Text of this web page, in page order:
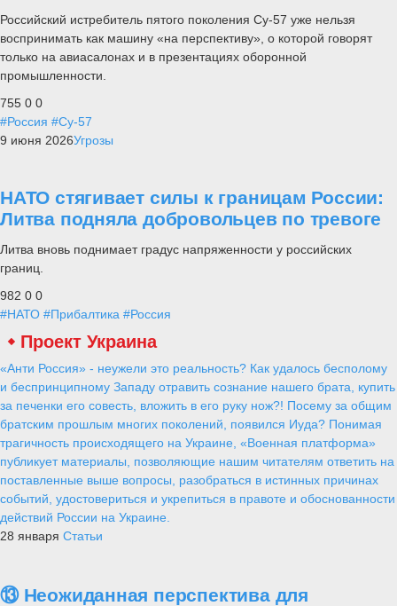
Российский истребитель пятого поколения Су-57 уже нельзя
воспринимать как машину «на перспективу», о которой говорят
только на авиасалонах и в презентациях оборонной
промышленности.
755 0 0
#Россия #Су-57
9 июня 2026Угрозы
НАТО стягивает силы к границам России:
Литва подняла добровольцев по тревоге
Литва вновь поднимает градус напряженности у российских
границ.
982 0 0
#НАТО #Прибалтика #Россия
Проект Украина
«Анти Россия» - неужели это реальность? Как удалось бесполому
и беспринципному Западу отравить сознание нашего брата, купить
за печенки его совесть, вложить в его руку нож?! Посему за общим
братским прошлым многих поколений, появился Иуда? Понимая
трагичность происходящего на Украине, «Военная платформа»
публикует материалы, позволяющие нашим читателям ответить на
поставленные выше вопросы, разобраться в истинных причинах
событий, удостовериться и укрепиться в правоте и обоснованности
действий России на Украине.
28 января Статьи
⑬ Неожиданная перспектива для